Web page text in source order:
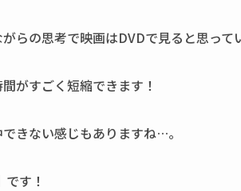
らの思考で映画はDVDで見ると思って
がすごく短縮できます！
きない感じもありますね…。
です！